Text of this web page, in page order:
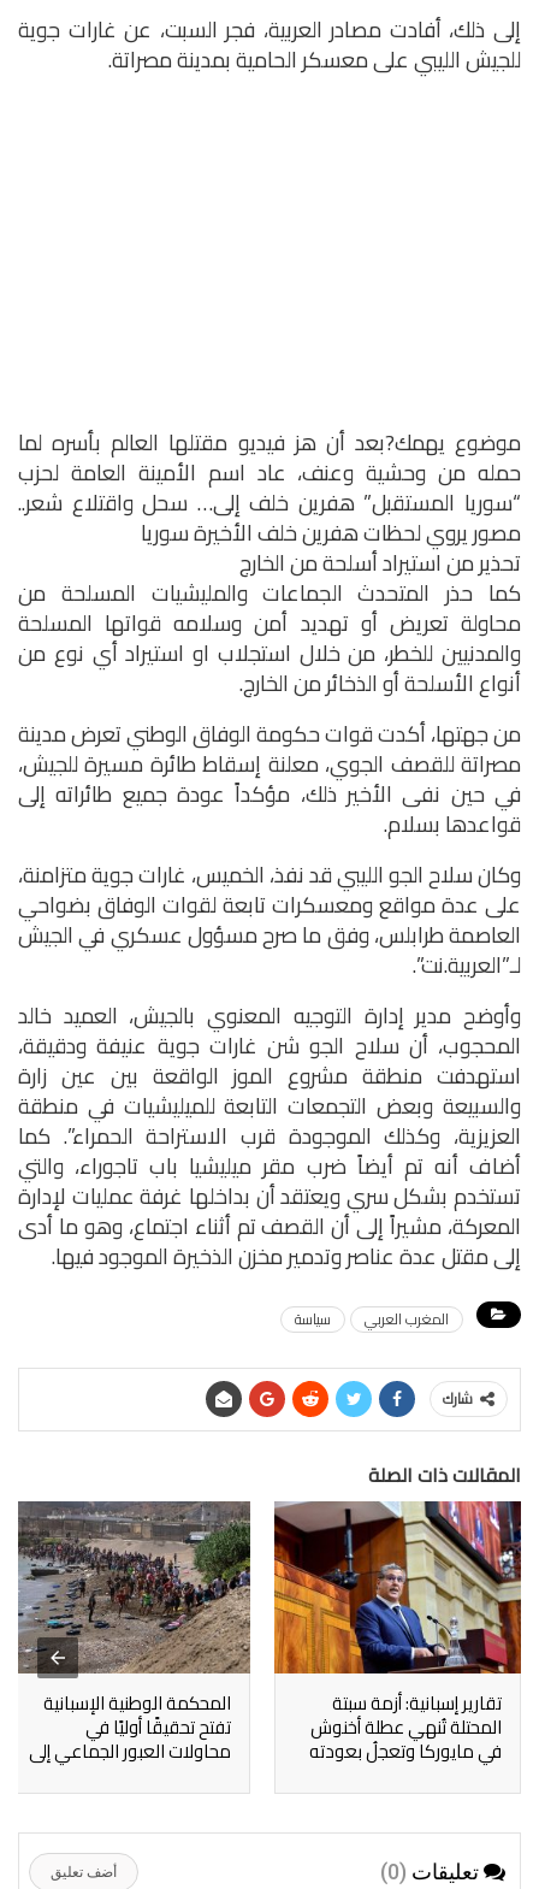
إلى ذلك، أفادت مصادر العربية، فجر السبت، عن غارات جوية
للجيش الليبي على معسكر الحامية بمدينة مصراتة.
موضوع يهمك?بعد أن هز فيديو مقتلها العالم بأسره لما
حمله من وحشية وعنف، عاد اسم الأمينة العامة لحزب
“سوريا المستقبل” هفرين خلف إلى… سحل واقتلاع شعر..
مصور يروي لحظات هفرين خلف الأخيرة سوريا
تحذير من استيراد أسلحة من الخارج
كما حذر المتحدث الجماعات والمليشيات المسلحة من
محاولة تعريض أو تهديد أمن وسلامه قواتها المسلحة
والمدنيين للخطر، من خلال استجلاب او استيراد أي نوع من
أنواع الأسلحة أو الذخائر من الخارج.
من جهتها، أكدت قوات حكومة الوفاق الوطني تعرض مدينة
مصراتة للقصف الجوي، معلنة إسقاط طائرة مسيرة للجيش،
في حين نفى الأخير ذلك، مؤكداً عودة جميع طائراته إلى
قواعدها بسلام.
وكان سلاح الجو الليبي قد نفذ، الخميس، غارات جوية متزامنة،
على عدة مواقع ومعسكرات تابعة لقوات الوفاق بضواحي
العاصمة طرابلس، وفق ما صرح مسؤول عسكري في الجيش
لـ”العربية.نت”.
وأوضح مدير إدارة التوجيه المعنوي بالجيش، العميد خالد
المحجوب، أن سلاح الجو شن غارات جوية عنيفة ودقيقة،
استهدفت منطقة مشروع الموز الواقعة بين عين زارة
والسبيعة وبعض التجمعات التابعة للميليشيات في منطقة
العزيزية، وكذلك الموجودة قرب الاستراحة الحمراء”. كما
أضاف أنه تم أيضاً ضرب مقر ميليشيا باب تاجوراء، والتي
تستخدم بشكل سري ويعتقد أن بداخلها غرفة عمليات لإدارة
المعركة، مشيراً إلى أن القصف تم أثناء اجتماع، وهو ما أدى
إلى مقتل عدة عناصر وتدمير مخزن الذخيرة الموجود فيها.
المغرب العربي سياسة
شارك
المقالات ذات الصلة
تقارير إسبانية: أزمة سبتة
المحتلة تُنهي عطلة أخنوش
في مايوركا وتعجلُ بعودته
إلى المغرب
المحكمة الوطنية الإسبانية
تفتح تحقيقًا أوليًا في
محاولات العبور الجماعي إلى
تعليقات (0) أضف تعليق